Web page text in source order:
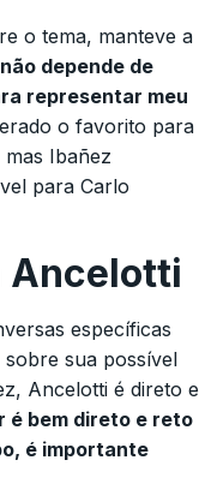
o tema, manteve a
depende de
representar meu
o favorito para
Ibañez
para Carlo
Ancelotti
específicas
sua possível
Ancelotti é direto e
é bem direto e reto
é importante